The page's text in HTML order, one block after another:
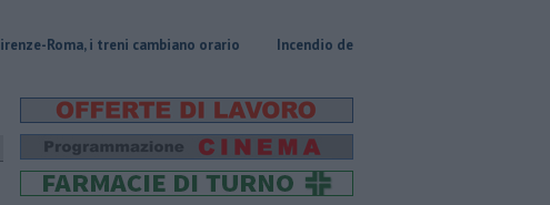
cambiano orario Incendio devasta un capannone, parte del tetto collassa